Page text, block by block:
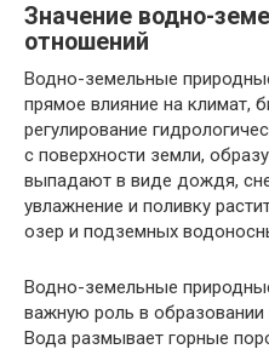
Значение водно-
отношений
Водно-земельные
прямое влияние на климат,
регулирование
с поверхности земли,
выпадают в виде дождя,
увлажнение и поливку
озер и подземных
Водно-земельные
важную роль в
Вода размывает горные